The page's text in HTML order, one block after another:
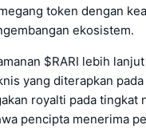
token dengan
ekosistem.
$RARI lebih
yang diterapkan pada
royalti pada tingkat
pencipta menerima